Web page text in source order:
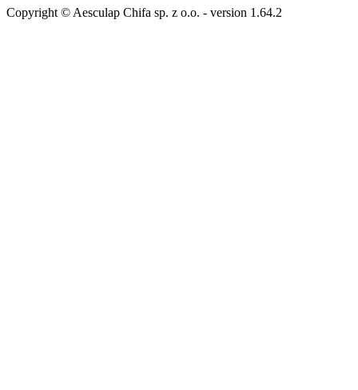
Copyright © Aesculap Chifa sp. z o.o. - version 1.64.2